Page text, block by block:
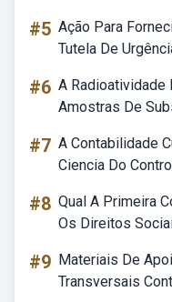
#5 Ação Para
Tutela De
#6 A Radioatividade
Amostras De
#7 A Contabilidade
Ciencia Do
#8 Qual A Primeira
Os Direitos
#9 Materiais De
Transversais